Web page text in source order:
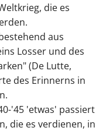
die es
aus
Losser und des
(De Lutte,
des Erinnerns in
'45 'etwas' passiert
die es verdienen, in